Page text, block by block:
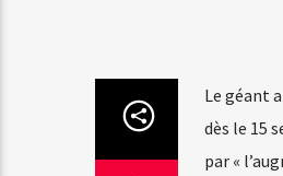
Le géant
dès le 15
par «